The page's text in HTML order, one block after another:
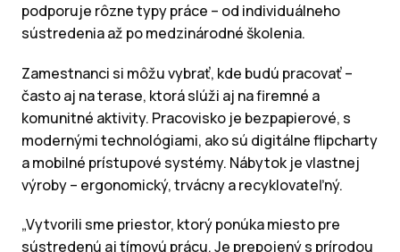
podporuje rôzne typy práce – od individuálneho
sústredenia až po medzinárodné školenia.
Zamestnanci si môžu vybrať, kde budú pracovať –
často aj na terase, ktorá slúži aj na firemné a
komunitné aktivity. Pracovisko je bezpapierové, s
modernými technológiami, ako sú digitálne flipcharty
a mobilné prístupové systémy. Nábytok je vlastnej
výroby – ergonomický, trvácny a recyklovateľný.
„Vytvorili sme priestor, ktorý ponúka miesto pre
sústredenú aj tímovú prácu. Je prepojený s prírodou